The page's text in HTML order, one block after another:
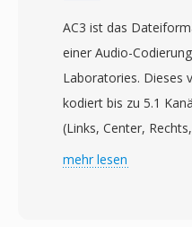
kHz Abtastung,
Sprache über
Tools wie SoX
Vorteil ist die
AC3 ist das
einer Audio-
Laboratories. Dieses
kodiert bis zu 5.1
(Links, Center,
Surround und LFE) in
mehr lesen